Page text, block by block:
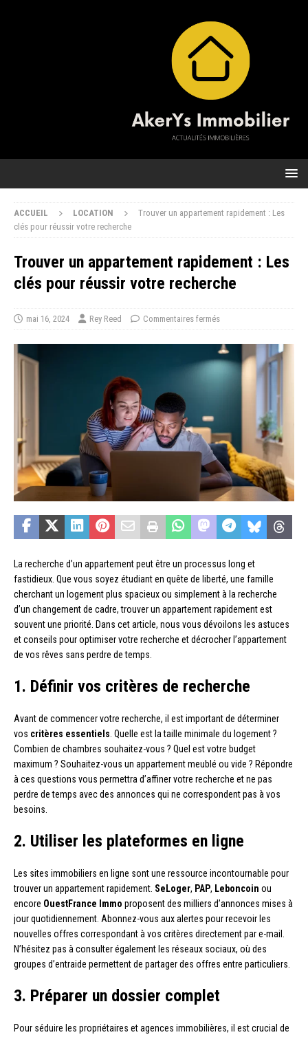
ACCUEIL LOCATION
Trouver un appartement rapidement : Les
clés pour réussir votre recherche
Trouver un appartement rapidement : Les
clés pour réussir votre recherche
mai 16, 2024 Rey Reed Commentaires fermés
La recherche d’un appartement peut être un processus long et
fastidieux. Que vous soyez étudiant en quête de liberté, une famille
cherchant un logement plus spacieux ou simplement à la recherche
d’un changement de cadre, trouver un appartement rapidement est
souvent une priorité. Dans cet article, nous vous dévoilons les astuces
et conseils pour optimiser votre recherche et décrocher l’appartement
de vos rêves sans perdre de temps.
1. Définir vos critères de recherche
Avant de commencer votre recherche, il est important de déterminer
vos critères essentiels . Quelle est la taille minimale du logement ?
Combien de chambres souhaitez-vous ? Quel est votre budget
maximum ? Souhaitez-vous un appartement meublé ou vide ? Répondre
à ces questions vous permettra d’affiner votre recherche et ne pas
perdre de temps avec des annonces qui ne correspondent pas à vos
besoins.
2. Utiliser les plateformes en ligne
Les sites immobiliers en ligne sont une ressource incontournable pour
trouver un appartement rapidement. SeLoger, PAP, Leboncoin ou
encore OuestFrance Immo proposent des milliers d’annonces mises à
jour quotidiennement. Abonnez-vous aux alertes pour recevoir les
nouvelles offres correspondant à vos critères directement par e-mail.
N’hésitez pas à consulter également les réseaux sociaux, où des
groupes d’entraide permettent de partager des offres entre particuliers.
3. Préparer un dossier complet
Pour séduire les propriétaires et agences immobilières, il est crucial de